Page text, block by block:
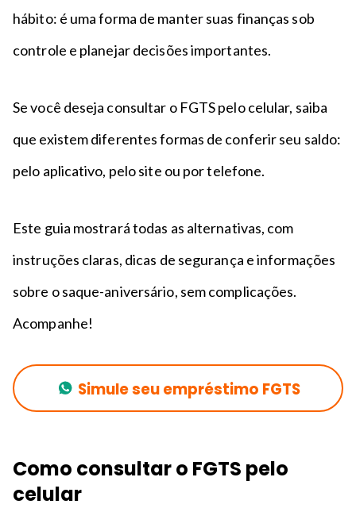
hábito: é uma forma de manter suas finanças sob
controle e planejar decisões importantes.
Se você deseja consultar o FGTS pelo celular, saiba
que existem diferentes formas de conferir seu saldo:
pelo aplicativo, pelo site ou por telefone.
Este guia mostrará todas as alternativas, com
instruções claras, dicas de segurança e informações
sobre o saque-aniversário, sem complicações.
Acompanhe!
Simule seu empréstimo FGTS
Como consultar o FGTS pelo
celular